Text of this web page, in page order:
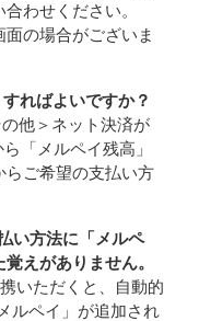
わせください。
の場合がございま
ればよいですか？
他＞ネット決済が
「メルペイ残高」
らご希望の支払い方
い方法に「メルペ
えがありません。
いただくと、自動的
ルペイ」が追加され